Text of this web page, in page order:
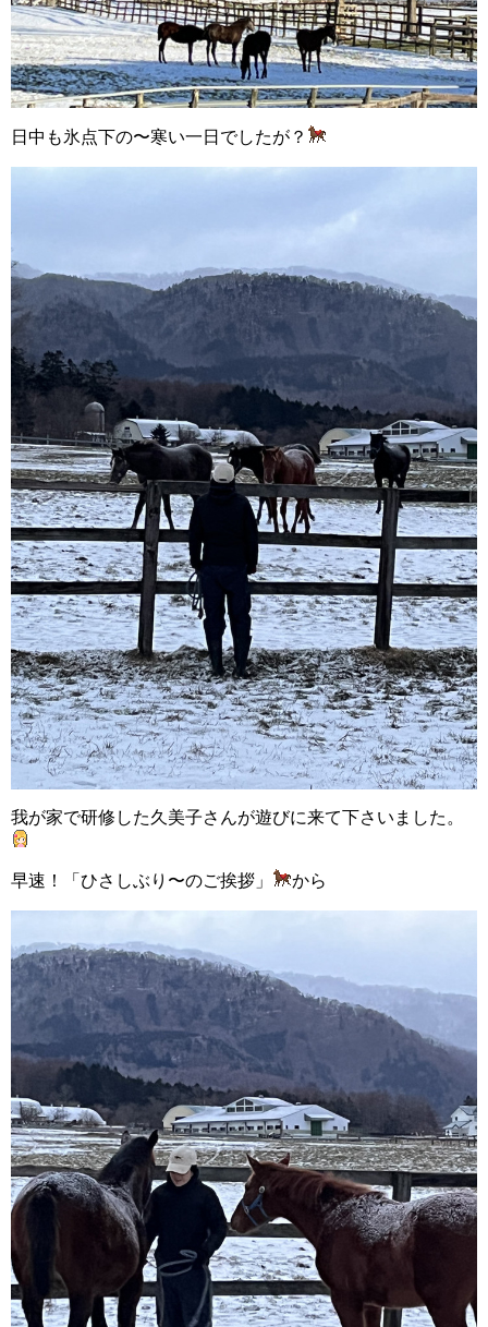
日中も氷点下の〜寒い一日でしたが？
我が家で研修した久美子さんが遊びに来て下さいました。
早速！「ひさしぶり〜のご挨拶 」 から